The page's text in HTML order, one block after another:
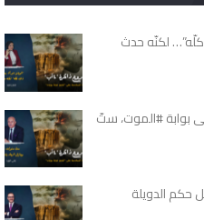
لكنّه حدث
بوابة #الموت، ستّ
حكم الدويلة